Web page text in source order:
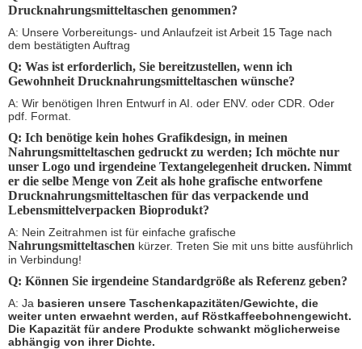
Drucknahrungsmitteltaschen genommen?
A: Unsere Vorbereitungs- und Anlaufzeit ist Arbeit 15 Tage nach
dem bestätigten Auftrag
Q: Was ist erforderlich, Sie bereitzustellen, wenn ich
Gewohnheit Drucknahrungsmitteltaschen wünsche?
A: Wir benötigen Ihren Entwurf in AI. oder ENV. oder CDR. Oder
pdf. Format.
Q: Ich benötige kein hohes Grafikdesign, in meinen
Nahrungsmitteltaschen gedruckt zu werden; Ich möchte nur
unser Logo und irgendeine Textangelegenheit drucken. Nimmt
er die selbe Menge von Zeit als hohe grafische entworfene
Drucknahrungsmitteltaschen für das verpackende und
Lebensmittelverpacken Bioprodukt?
A: Nein Zeitrahmen ist für einfache grafische
Nahrungsmitteltaschen kürzer. Treten Sie mit uns bitte ausführlich
in Verbindung!
Q: Können Sie irgendeine Standardgröße als Referenz geben?
A: Ja basieren unsere Taschenkapazitäten/Gewichte, die
weiter unten erwaehnt werden, auf Röstkaffeebohnengewicht.
Die Kapazität für andere Produkte schwankt möglicherweise
abhängig von ihrer Dichte.